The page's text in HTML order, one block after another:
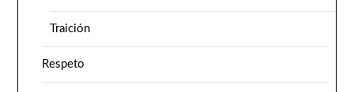
Traición
Respeto